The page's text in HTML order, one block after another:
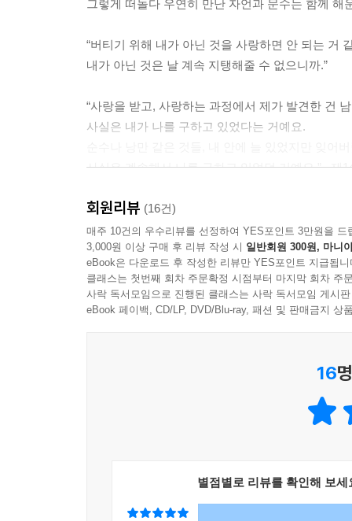
그렇게 떠돌다 우연히 만난 자언과 문수는 함께
“버티기 위해 내가 아닌 것을 사랑하면 안 되는 거
내가 아닌 것은 날 계속 지탱해줄 수 없으니까.”
“사랑을 받고, 사랑하는 과정에서 제가 발견한 건
사실은 내가 나를 구하고 있었다는 거예요.
사실은 계속해서 나를 구하고 있었던 거예요.” _제
청국의 실수로 인간도에서 지옥도로 돌아온 도명
잠입과 도명의 말썽에 지옥도는 발칵 뒤집히고,
조금은 달라졌을까?
“말썽은 피우셔도 돼요. 말썽 피우실 나이니까요.
앞으로 말썽은 저희랑 같이 있을 때 피우시는 거예
홀로 서기를 꿈꾸는 다정한 존재들의 다섯번째 이
회원리뷰 (16건)
매주 10건의 우수리뷰를 선정하여 YES포인트 3만원을 드
3,000원 이상 구매 후 리뷰 작성 시 일반회원 300원, 마니
eBook은 다운로드 후 작성한 리뷰만 YES포인트 지급됩니
클래스는 첫번째 회차 주문확정 시점부터 마지막 회차 주
사락 독서모임으로 진행된 클래스는 사락 독서모임 게시
eBook 페이백, CD/LP, DVD/Blu-ray, 패션 및 판매금지 상
16
별점별로 리뷰를 확인해 보세